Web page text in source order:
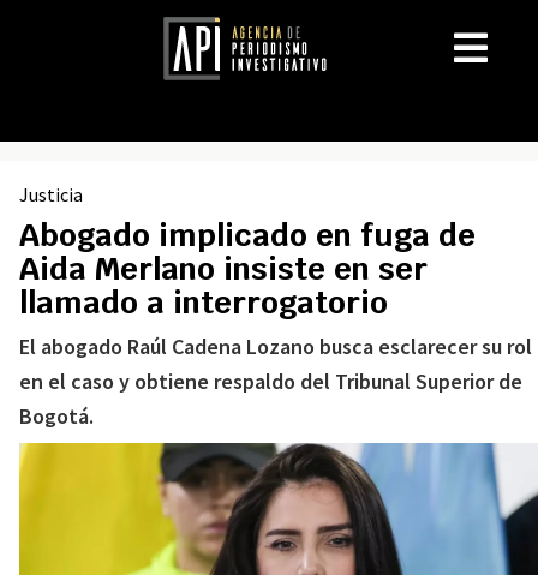
Justicia
Abogado implicado en fuga de
Aida Merlano insiste en ser
llamado a interrogatorio
El abogado Raúl Cadena Lozano busca esclarecer su rol
en el caso y obtiene respaldo del Tribunal Superior de
Bogotá.